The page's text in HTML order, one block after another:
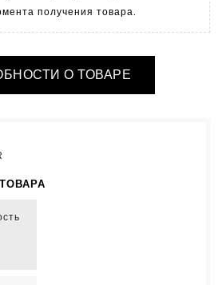
получения товара.
О ТОВАРЕ